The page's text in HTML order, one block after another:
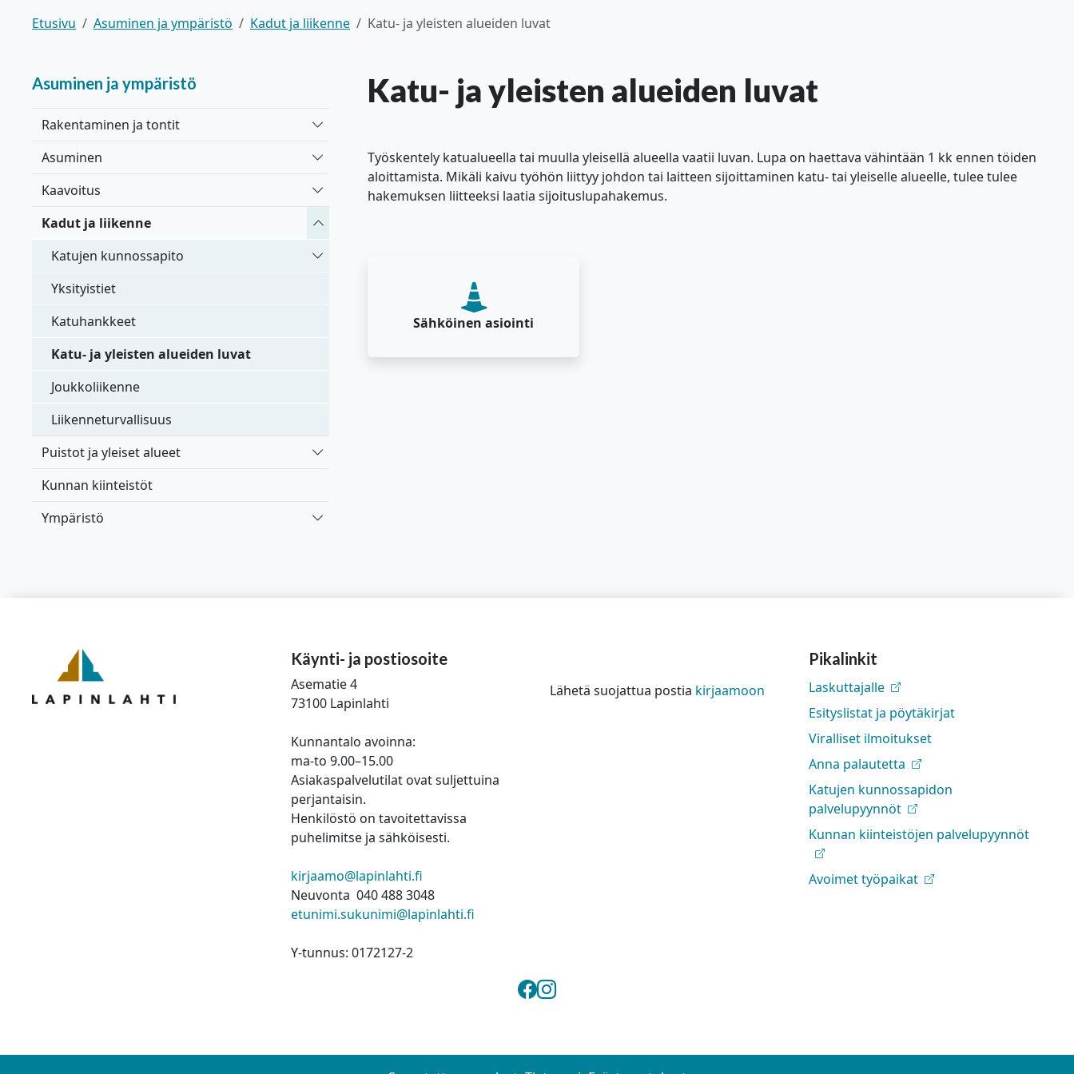
Etusivu Asuminen ja ympäristö Kadut ja liikenne Katu- ja yleisten alueiden luvat
Asuminen ja ympäristö
Rakentaminen ja tontit
Vaihda alasvetovalikkoa
Asuminen
Vaihda alasvetovalikkoa
Kaavoitus
Vaihda alasvetovalikkoa
Kadut ja liikenne
Vaihda alasvetovalikkoa
Katujen kunnossapito
Vaihda alasvetovalikkoa
Yksityistiet
Katuhankkeet
Katu- ja yleisten alueiden luvat
Joukkoliikenne
Liikenneturvallisuus
Puistot ja yleiset alueet
Vaihda alasvetovalikkoa
Kunnan kiinteistöt
Ympäristö
Vaihda alasvetovalikkoa
Katu- ja yleisten alueiden luvat
Työskentely katualueella tai muulla yleisellä alueella vaatii luvan. Lupa on haettava vähintään 1 kk ennen töiden
aloittamista. Mikäli kaivu työhön liittyy johdon tai laitteen sijoittaminen katu- tai yleiselle alueelle, tulee tulee
hakemuksen liitteeksi laatia sijoituslupahakemus.
Sähköinen asiointi
Lapinlahden kunta facebook
Lapinlahden kunta Instragram
Käynti- ja postiosoite
Asematie 4
73100 Lapinlahti
Kunnantalo avoinna:
ma-to 9.00–15.00
Asiakaspalvelutilat ovat suljettuina
perjantaisin.
Henkilöstö on tavoitettavissa
puhelimitse ja sähköisesti.
kirjaamo@lapinlahti.fi
Neuvonta 040 488 3048
etunimi.sukunimi@lapinlahti.fi
Y-tunnus: 0172127-2
Lähetä suojattua postia kirjaamoon
Pikalinkit
Laskuttajalle
Esityslistat ja pöytäkirjat
Viralliset ilmoitukset
Anna palautetta
Katujen kunnossapidon
palvelupyynnöt
Kunnan kiinteistöjen palvelupyynnöt
Avoimet työpaikat